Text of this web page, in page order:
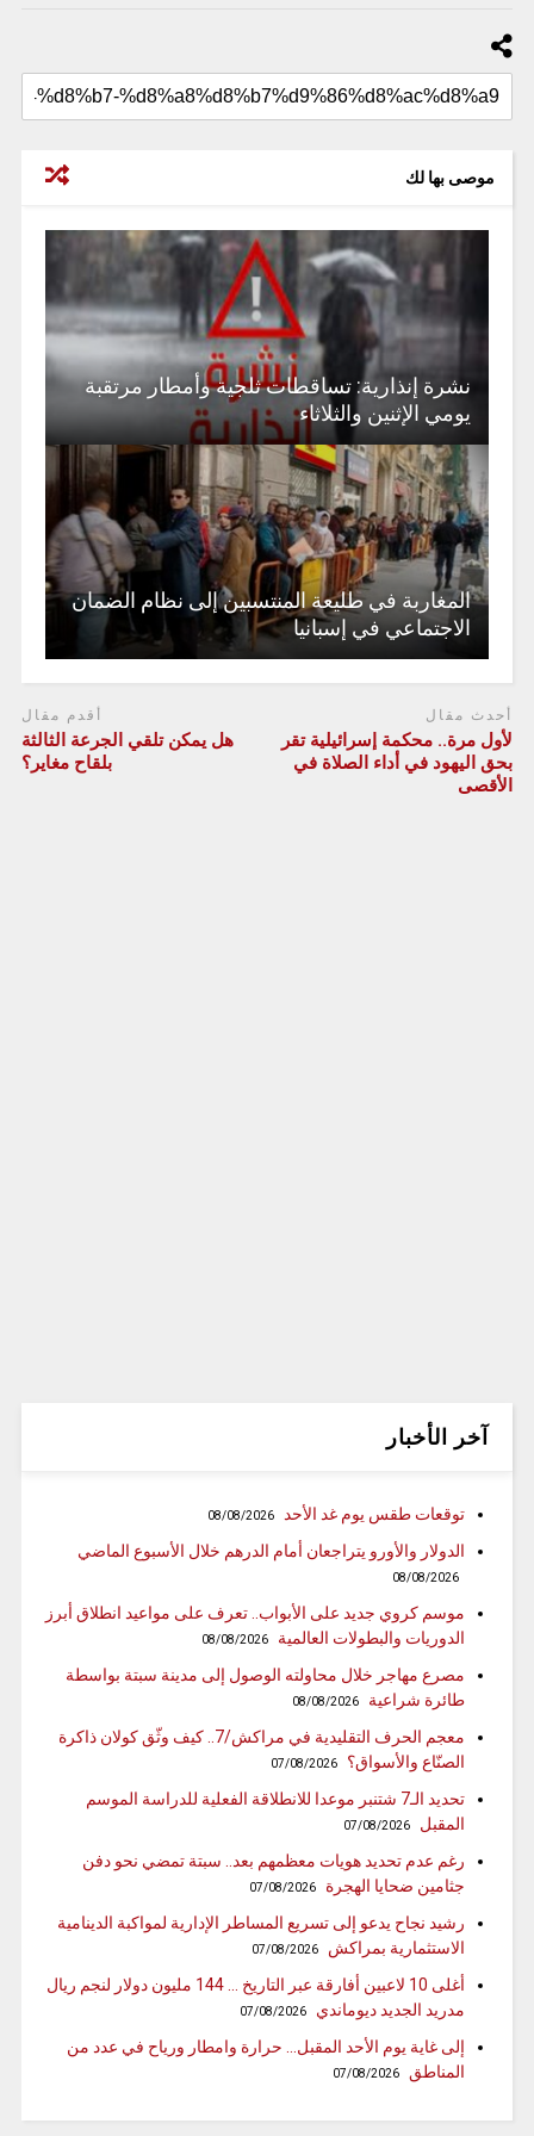
موصى بها لك
نشرة إنذارية: تساقطات ثلجية وأمطار مرتقبة
يومي الإثنين والثلاثاء
المغاربة في طليعة المنتسبين إلى نظام الضمان
الاجتماعي في إسبانيا
أحدث مقال
لأول مرة.. محكمة إسرائيلية تقر
بحق اليهود في أداء الصلاة في
الأقصى
أقدم مقال
هل يمكن تلقي الجرعة الثالثة
بلقاح مغاير؟
آخر الأخبار
توقعات طقس يوم غد الأحد 08/08/2026
الدولار والأورو يتراجعان أمام الدرهم خلال الأسبوع الماضي
08/08/2026
موسم كروي جديد على الأبواب.. تعرف على مواعيد انطلاق أبرز
الدوريات والبطولات العالمية
08/08/2026
مصرع مهاجر خلال محاولته الوصول إلى مدينة سبتة بواسطة
طائرة شراعية
08/08/2026
معجم الحرف التقليدية في مراكش/7.. كيف وثّق كولان ذاكرة
الصنّاع والأسواق؟
07/08/2026
تحديد الـ7 شتنبر موعدا للانطلاقة الفعلية للدراسة الموسم
المقبل
07/08/2026
رغم عدم تحديد هويات معظمهم بعد.. سبتة تمضي نحو دفن
جثامين ضحايا الهجرة
07/08/2026
رشيد نجاح يدعو إلى تسريع المساطر الإدارية لمواكبة الدينامية
الاستثمارية بمراكش
07/08/2026
أغلى 10 لاعبين أفارقة عبر التاريخ … 144 مليون دولار لنجم ريال
مدريد الجديد ديوماندي
07/08/2026
إلى غاية يوم الأحد المقبل… حرارة وامطار ورياح في عدد من
المناطق
07/08/2026